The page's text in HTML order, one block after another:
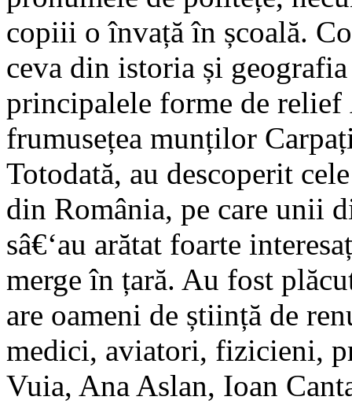
copiii o învață în școală.
ceva din istoria și
principalele forme de relief
frumusețea munților
Totodată, au descoperit
din România, pe care unii
sâ€‘au arătat foarte
merge în țară. Au fost
are oameni de știință de
medici, aviatori, fizicieni,
Vuia, Ana Aslan, Ioan